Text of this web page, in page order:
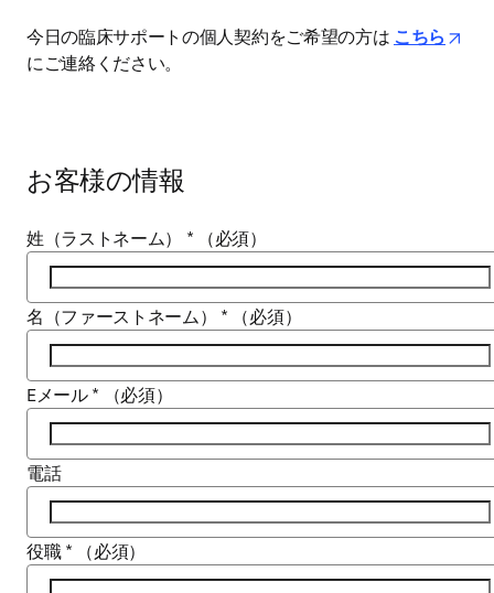
今日の臨床サポートの個人契約をご希望の方は こちら
にご連絡ください。
お客様の情報
姓（ラストネーム） * （必須）
名（ファーストネーム） * （必須）
Eメール * （必須）
電話
役職 * （必須）